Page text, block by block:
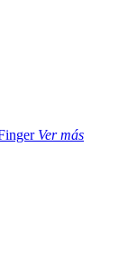
Ver más